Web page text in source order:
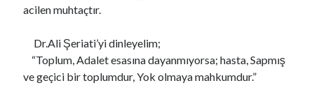
acilen muhtaçtır.
Dr.Ali Şeriati’yi dinleyelim;
“Toplum, Adalet esasına dayanmıyorsa; hasta, Sapmış
ve geçici bir toplumdur, Yok olmaya mahkumdur.”